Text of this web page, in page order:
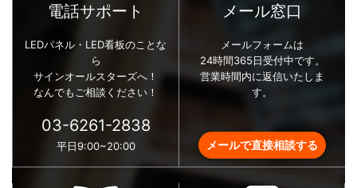
電話サポート
LEDパネル・LED看板のことな
ら
サインオールスターズへ！
なんでもご相談ください！
03-6261-2838
平日9:00~20:00
メール窓口
メールフォームは
24時間365日受付中です。
営業時間内に返信いたしま
す。
メールで直接相談する